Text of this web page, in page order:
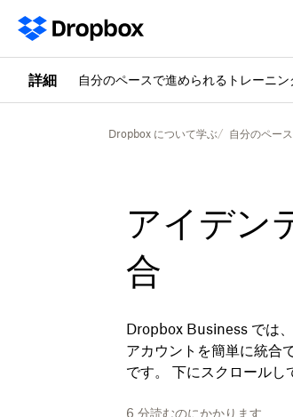
詳細 自分のペースで進められるトレーニン
Dropbox について学ぶ 自分のペー
アイデン
合
Dropbox Business では
アカウントを簡単に統合
です。 下にスクロールし
6 分読むのにかかります